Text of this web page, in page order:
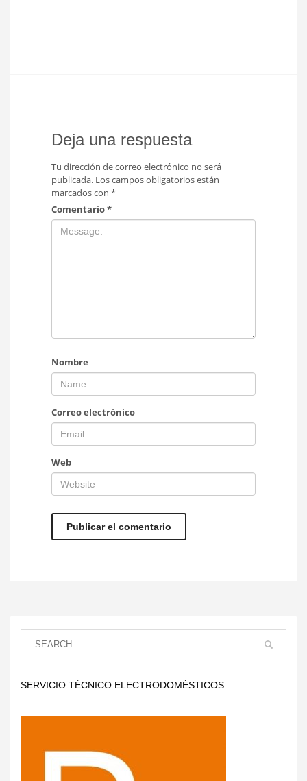
Deja una respuesta
Tu dirección de correo electrónico no será
publicada. Los campos obligatorios están
marcados con *
Comentario*
Nombre
Correo electrónico
Web
SERVICIO TÉCNICO ELECTRODOMÉSTICOS